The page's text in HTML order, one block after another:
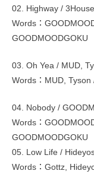
02. Highway /
Words：
GOODMOODGOKU
03. Oh Yea / MUD,
Words：MUD,
04. Nobody /
Words：
GOODMOODGOKU
05. Low Life /
Words：Gottz,